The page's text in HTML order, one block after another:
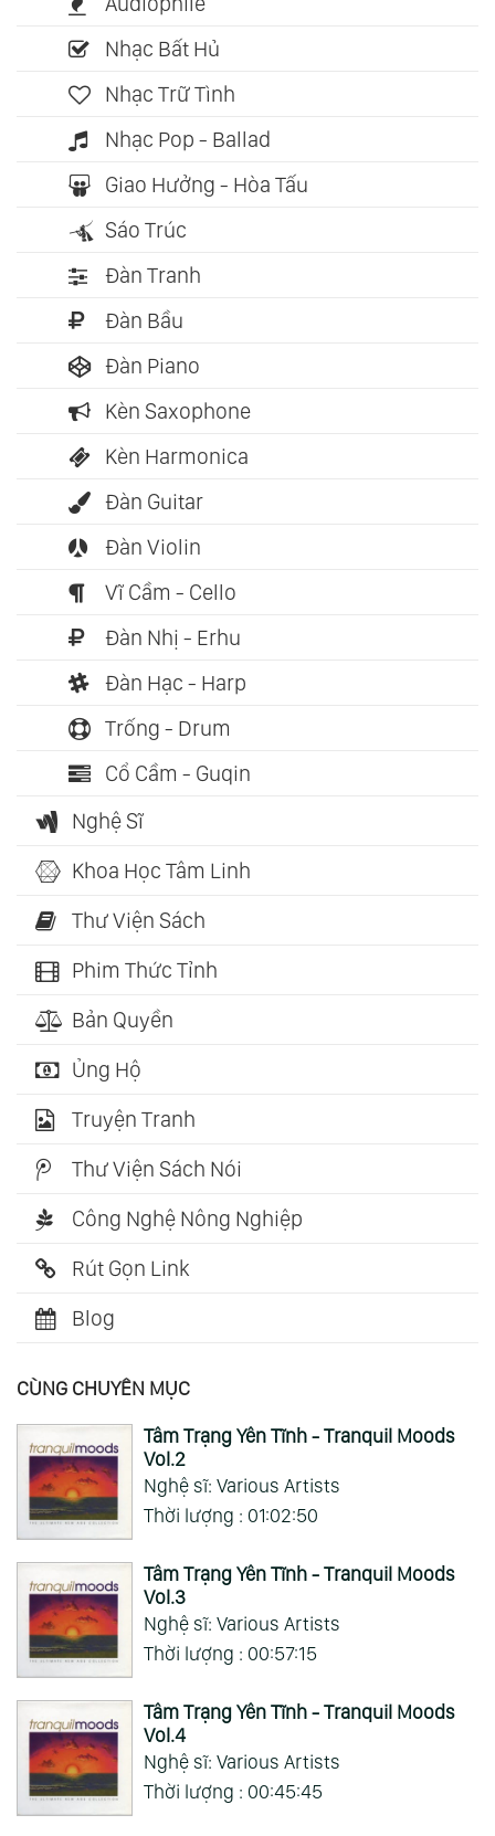
Nhạc Bất Hủ
Nhạc Trữ Tình
Nhạc Pop - Ballad
Giao Hưởng - Hòa Tấu
Sáo Trúc
Đàn Tranh
Đàn Bầu
Đàn Piano
Kèn Saxophone
Kèn Harmonica
Đàn Guitar
Đàn Violin
Vĩ Cầm - Cello
Đàn Nhị - Erhu
Đàn Hạc - Harp
Trống - Drum
Cổ Cầm - Guqin
Nghệ Sĩ
Khoa Học Tâm Linh
Thư Viện Sách
Phim Thức Tỉnh
Bản Quyền
Ủng Hộ
Truyện Tranh
Thư Viện Sách Nói
Công Nghệ Nông Nghiệp
Rút Gọn Link
Blog
CÙNG CHUYÊN MỤC
Tâm Trạng Yên Tĩnh - Tranquil Moods
Vol.2
Nghệ sĩ: Various Artists
Thời lượng : 01:02:50
Tâm Trạng Yên Tĩnh - Tranquil Moods
Vol.3
Nghệ sĩ: Various Artists
Thời lượng : 00:57:15
Tâm Trạng Yên Tĩnh - Tranquil Moods
Vol.4
Nghệ sĩ: Various Artists
Thời lượng : 00:45:45